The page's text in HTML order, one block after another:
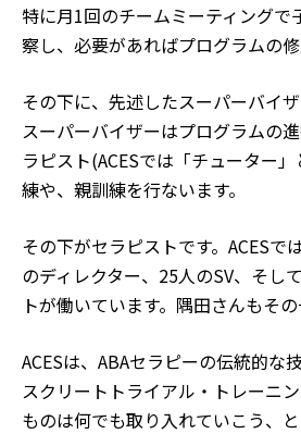
特に月1回のチームミーティングで
察し、必要があればプログラムの修
その下に、先述したスーパーバイザ
スーパーバイザーはプログラムの
ラピスト(ACESでは「チューター
練や、親訓練を行ないます。
その下がセラピストです。ACESで
のディレクター、25人のSV、そし
トが働いています。隅田さんもその
ACESは、ABAセラピーの伝統的な
スクリートトライアル・トレーニ
ものは何でも取り入れていこう、と